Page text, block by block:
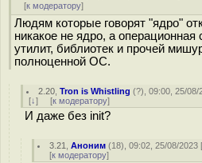
[к модератору]
Людям которые говорят "ядро"
никакое не ядро, а
утилит, библиотек и прочей
полноценной ОС.
2.20 ,Tron is Whistling (?), 09:00, 25/08/
[↓] [к модератору]
И даже без init?
3.21 ,Аноним (18), 09:02, 25/08/2023
[к модератору]